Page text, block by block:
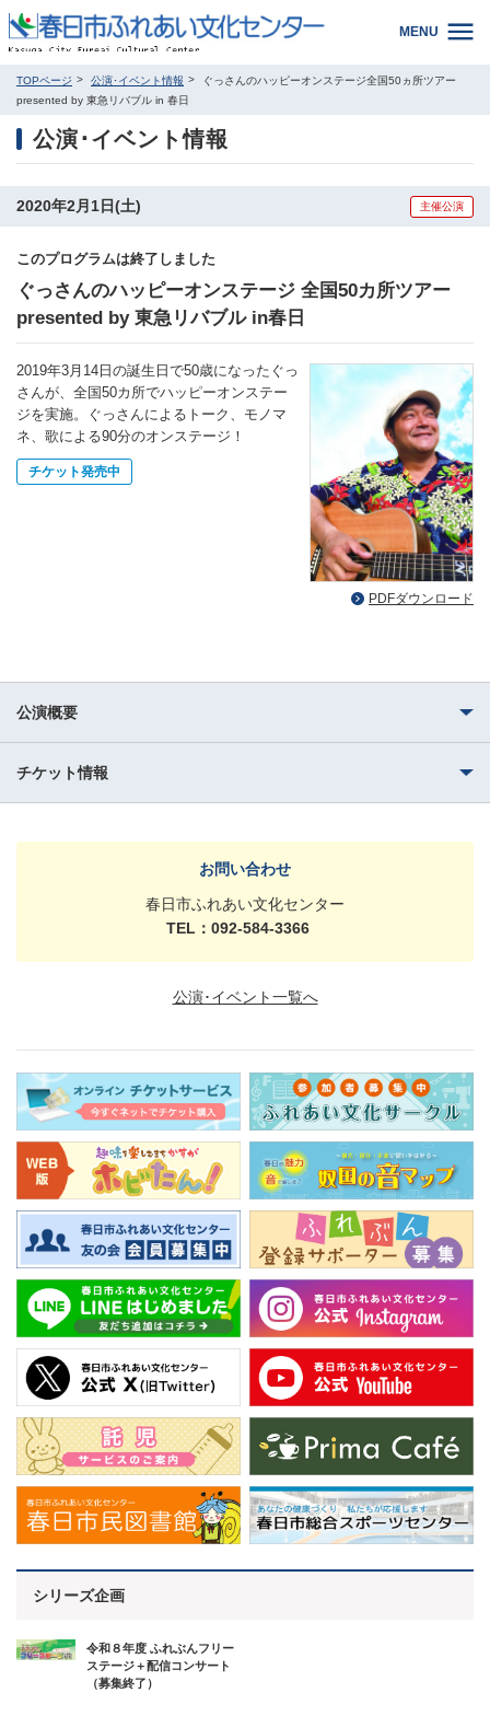
MENU
TOPページ 公演･イベント情報
ぐっさんのハッピーオンステージ全国50ヵ所ツアー
presented by 東急リバブル in 春日
公演･イベント情報
2020年2月1日(土) 主催公演
このプログラムは終了しました
ぐっさんのハッピーオンステージ 全国50カ所ツアー
presented by 東急リバブル in春日
2019年3月14日の誕生日で50歳になったぐっ
さんが、全国50カ所でハッピーオンステー
ジを実施。ぐっさんによるトーク、モノマ
ネ、歌による90分のオンステージ！
チケット発売中
PDFダウンロード
公演概要
チケット情報
お問い合わせ
春日市ふれあい文化センター
TEL：092-584-3366
公演･イベント一覧へ
シリーズ企画
令和８年度 ふれぶんフリー
ステージ＋配信コンサート
（募集終了）